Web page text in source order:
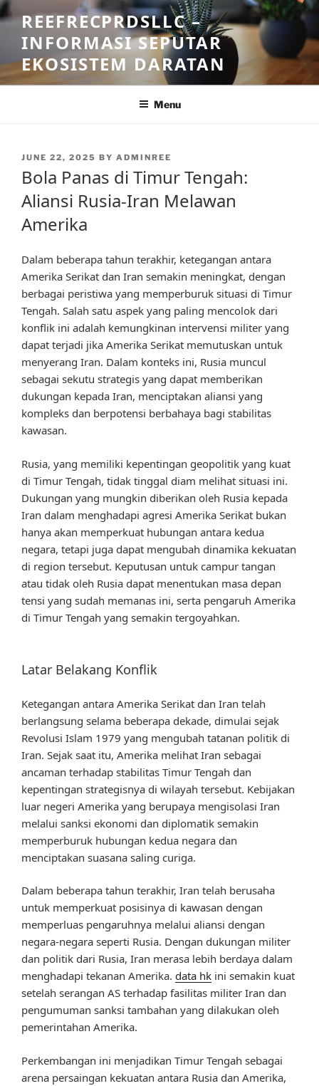
Skip
to
content
REEFRECPRDSLLC –
INFORMASI SEPUTAR
EKOSISTEM DARATAN
Menu
POSTED
JUNE 22, 2025 BY ADMINREE
Bola Panas di Timur Tengah:
Aliansi Rusia-Iran Melawan
Amerika
Dalam beberapa tahun terakhir, ketegangan antara
Amerika Serikat dan Iran semakin meningkat, dengan
berbagai peristiwa yang memperburuk situasi di Timur
Tengah. Salah satu aspek yang paling mencolok dari
konflik ini adalah kemungkinan intervensi militer yang
dapat terjadi jika Amerika Serikat memutuskan untuk
menyerang Iran. Dalam konteks ini, Rusia muncul
sebagai sekutu strategis yang dapat memberikan
dukungan kepada Iran, menciptakan aliansi yang
kompleks dan berpotensi berbahaya bagi stabilitas
kawasan.
Rusia, yang memiliki kepentingan geopolitik yang kuat
di Timur Tengah, tidak tinggal diam melihat situasi ini.
Dukungan yang mungkin diberikan oleh Rusia kepada
Iran dalam menghadapi agresi Amerika Serikat bukan
hanya akan memperkuat hubungan antara kedua
negara, tetapi juga dapat mengubah dinamika kekuatan
di region tersebut. Keputusan untuk campur tangan
atau tidak oleh Rusia dapat menentukan masa depan
tensi yang sudah memanas ini, serta pengaruh Amerika
di Timur Tengah yang semakin tergoyahkan.
Latar Belakang Konflik
Ketegangan antara Amerika Serikat dan Iran telah
berlangsung selama beberapa dekade, dimulai sejak
Revolusi Islam 1979 yang mengubah tatanan politik di
Iran. Sejak saat itu, Amerika melihat Iran sebagai
ancaman terhadap stabilitas Timur Tengah dan
kepentingan strategisnya di wilayah tersebut. Kebijakan
luar negeri Amerika yang berupaya mengisolasi Iran
melalui sanksi ekonomi dan diplomatik semakin
memperburuk hubungan kedua negara dan
menciptakan suasana saling curiga.
Dalam beberapa tahun terakhir, Iran telah berusaha
untuk memperkuat posisinya di kawasan dengan
memperluas pengaruhnya melalui aliansi dengan
negara-negara seperti Rusia. Dengan dukungan militer
dan politik dari Rusia, Iran merasa lebih berdaya dalam
menghadapi tekanan Amerika. data hk ini semakin kuat
setelah serangan AS terhadap fasilitas militer Iran dan
pengumuman sanksi tambahan yang dilakukan oleh
pemerintahan Amerika.
Perkembangan ini menjadikan Timur Tengah sebagai
arena persaingan kekuatan antara Rusia dan Amerika,